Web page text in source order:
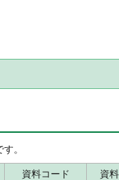
。
資料コード 資